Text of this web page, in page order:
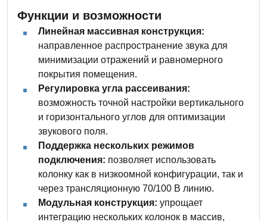
Функции и возможности
Линейная массивная конструкция:
направленное распространение звука для
минимизации отражений и равномерного
покрытия помещения.
Регулировка угла рассеивания:
возможность точной настройки вертикального
и горизонтального углов для оптимизации
звукового поля.
Поддержка нескольких режимов
подключения: позволяет использовать
колонку как в низкоомной конфигурации, так и
через трансляционную 70/100 В линию.
Модульная конструкция: упрощает
интеграцию нескольких колонок в массив,